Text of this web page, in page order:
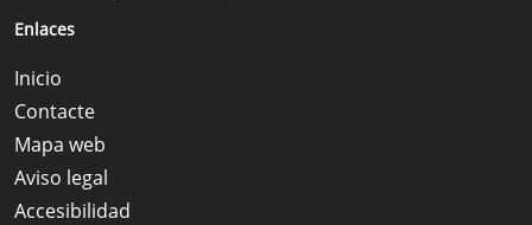
Enlaces
Inicio
Contacte
Mapa web
Aviso legal
Accesibilidad